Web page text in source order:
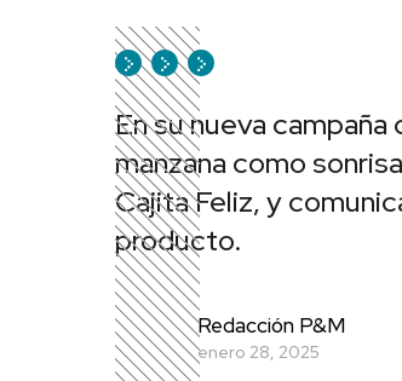
En su nueva
manzana como
Cajita Feliz, y
producto.
Redacción P&M
enero 28, 2025